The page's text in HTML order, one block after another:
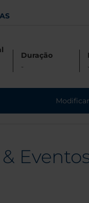
Duração
-
-